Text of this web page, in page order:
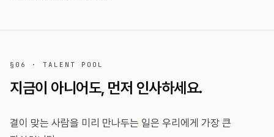
§06 · TALENT POOL
지금이 아니어도, 먼저 인사하세요.
결이 맞는 사람을 미리 만나두는 일은 우리에게 가장 큰